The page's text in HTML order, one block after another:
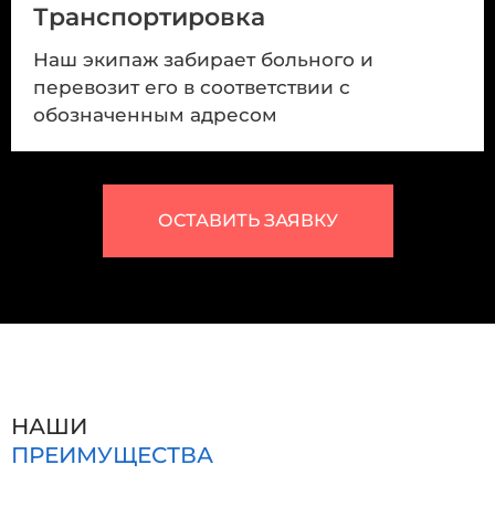
Транспортировка
Наш экипаж забирает больного и
перевозит его в соответствии с
обозначенным адресом
ОСТАВИТЬ ЗАЯВКУ
НАШИ
ПРЕИМУЩЕСТВА